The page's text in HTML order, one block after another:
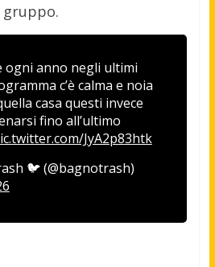
gruppo.
ogni anno negli ultimi
c’è calma e noia
casa questi invece
fino all’ultimo
JyA2p83htk
🐦 (@bagnotrash)